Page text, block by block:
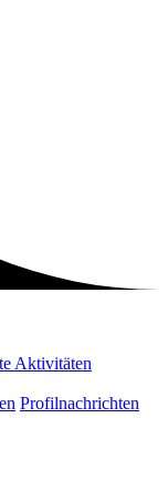
Aktivitäten
Profilnachrichten